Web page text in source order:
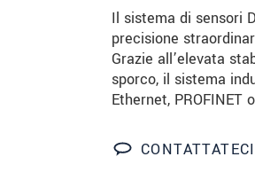
Il sistema di sensori
precisione
Grazie all’elevata
sporco, il sistema
Ethernet,
E-mail *
Messaggio*